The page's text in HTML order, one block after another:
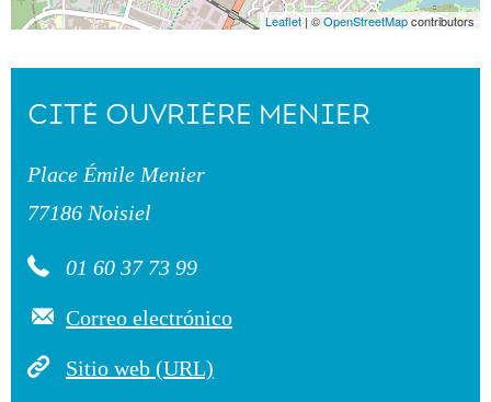
Leaflet| ©OpenStreetMapcontributors
CITÉ OUVRIÈRE MENIER
Place Émile Menier
77186 Noisiel
01 60 37 73 99
Correo electrónico
Sitio web (URL)